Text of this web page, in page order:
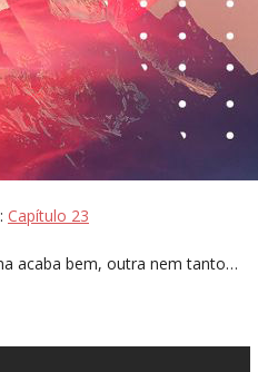
Capítulo 23
acaba bem, outra nem tanto…